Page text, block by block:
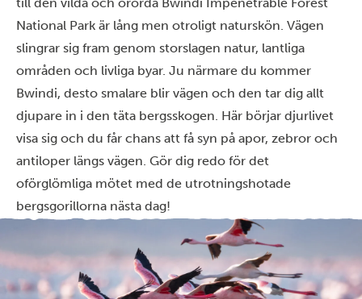
National Park är lång men otroligt naturskön. Vägen
slingrar sig fram genom storslagen natur, lantliga
områden och livliga byar. Ju närmare du kommer
Bwindi, desto smalare blir vägen och den tar dig allt
djupare in i den täta bergsskogen. Här börjar djurlivet
visa sig och du får chans att få syn på apor, zebror och
antiloper längs vägen. Gör dig redo för det
oförglömliga mötet med de utrotningshotade
bergsgorillorna nästa dag!